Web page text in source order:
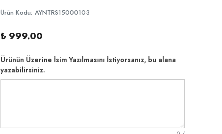
Ürün Kodu: AYNTRS15000103
₺ 999.00
Ürünün Üzerine İsim Yazılmasını İstiyorsanız, bu alana
yazabilirsiniz.